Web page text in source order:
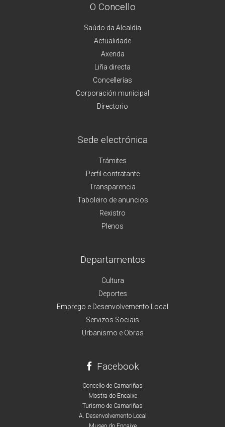
O Concello
Saúdo da Alcaldía
Actualidade
Axenda
Liña directa
Concellerías
Corporación municipal
Directorio
Sede electrónica
Trámites
Perfil contratante
Transparencia
Taboleiro de anuncios
Rexistro
Plenos
Departamentos
Cultura
Deportes
Emprego e Desenvolvemento Local
Servizos Sociais
Urbanismo e Obras
Facebook
Concello de Camariñas
Mostra do Encaixe
Turismo de Camariñas
A. Desenvolvemento Local